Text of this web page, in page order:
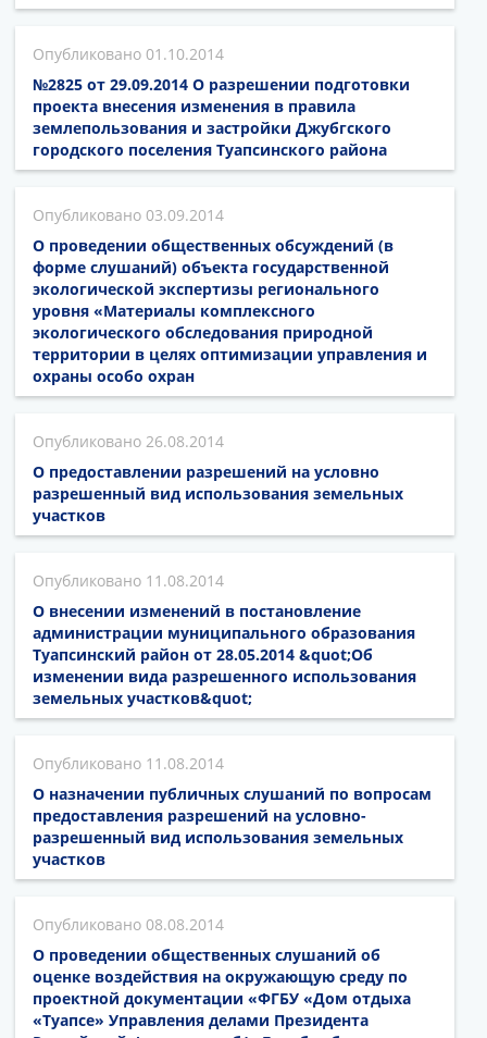
01.10.2014
№2825 от 29.09.2014 О разрешении подготовки
проекта внесения изменения в правила
землепользования и застройки Джубгского
городского поселения Туапсинского района
03.09.2014
О проведении общественных обсуждений (в
форме слушаний) объекта государственной
экологической экспертизы регионального
уровня «Материалы комплексного
экологического обследования природной
территории в целях оптимизации управления и
охраны особо охран
26.08.2014
О предоставлении разрешений на условно
разрешенный вид использования земельных
участков
11.08.2014
О внесении изменений в постановление
администрации муниципального образования
Туапсинский район от 28.05.2014 &quot;Об
изменении вида разрешенного использования
земельных участков&quot;
11.08.2014
О назначении публичных слушаний по вопросам
предоставления разрешений на условно-
разрешенный вид использования земельных
участков
08.08.2014
О проведении общественных слушаний об
оценке воздействия на окружающую среду по
проектной документации «ФГБУ «Дом отдыха
«Туапсе» Управления делами Президента